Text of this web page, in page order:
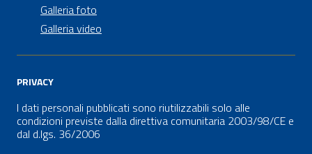
Galleria foto
Galleria video
PRIVACY
I dati personali pubblicati sono riutilizzabili solo alle
condizioni previste dalla direttiva comunitaria 2003/98/CE e
dal d.lgs. 36/2006